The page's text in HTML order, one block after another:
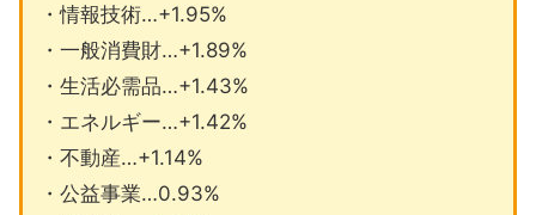
・情報技術…+1.95%
・一般消費財…+1.89%
・生活必需品…+1.43%
・エネルギー…+1.42%
・不動産…+1.14%
・公益事業…0.93%